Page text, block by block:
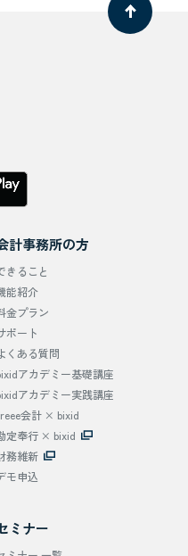
計事務所の方
きること
能紹介
金プラン
ポート
くある質問
アカデミー基礎講座
アカデミー実践講座
会計 × bixid
定奉行 × bixid
務維新
モ申込
ミナー